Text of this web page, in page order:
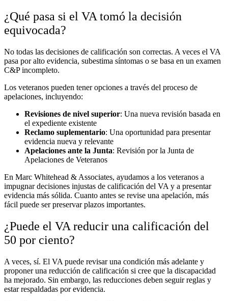
¿Qué pasa si el VA tomó la decisión
equivocada?
No todas las decisiones de calificación son correctas. A veces el VA
pasa por alto evidencia, subestima síntomas o se basa en un examen
C&P incompleto.
Los veteranos pueden tener opciones a través del proceso de
apelaciones, incluyendo:
Revisiones de nivel superior: Una nueva revisión basada en
el expediente existente
Reclamo suplementario: Una oportunidad para presentar
evidencia nueva y relevante
Apelaciones ante la Junta: Revisión por la Junta de
Apelaciones de Veteranos
En Marc Whitehead & Associates, ayudamos a los veteranos a
impugnar decisiones injustas de calificación del VA y a presentar
evidencia más sólida. Cuanto antes se revise una apelación, más
fácil puede ser preservar plazos importantes.
¿Puede el VA reducir una calificación del
50 por ciento?
A veces, sí. El VA puede revisar una condición más adelante y
proponer una reducción de calificación si cree que la discapacidad
ha mejorado. Sin embargo, las reducciones deben seguir reglas y
estar respaldadas por evidencia.